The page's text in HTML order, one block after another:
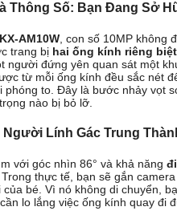
Thông Số: Bạn Đang Sở
AM10W , con số 10MP
trang bị hai ống kính riêng biệt
người đứng yên quan sát một
từ mỗi ống kính đều sắc nét
phóng to. Đây là bước nhảy vọt
nào bị bỏ lỡ.
Lính Gác Trung
với góc nhìn 86° và khả năng
thực tế, bạn sẽ gắn
của bé. Vì nó không di chuyển,
lo lắng việc ống kính quay